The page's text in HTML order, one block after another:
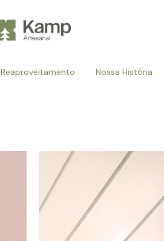
Reaproveitamento Nossa História